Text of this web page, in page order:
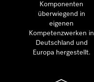
Komponenten
überwiegend in
eigenen
Kompetenzwerken in
Deutschland und
Europa hergestellt.